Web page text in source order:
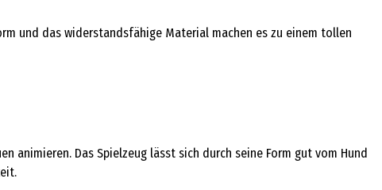
und das widerstandsfähige Material machen es zu einem tollen
animieren. Das Spielzeug lässt sich durch seine Form gut vom Hund